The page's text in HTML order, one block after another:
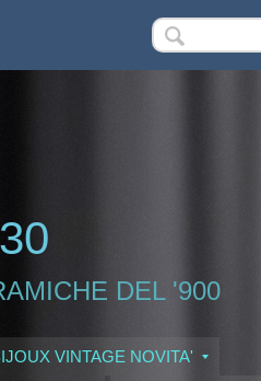
DEL '900
VINTAGE NOVITA'